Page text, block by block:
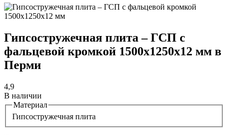
Гипсостружечная плита – ГСП с
фальцевой кромкой 1500х1250х12 мм в
Перми
4,9
В наличии
Материал
Гипсостружечная плита